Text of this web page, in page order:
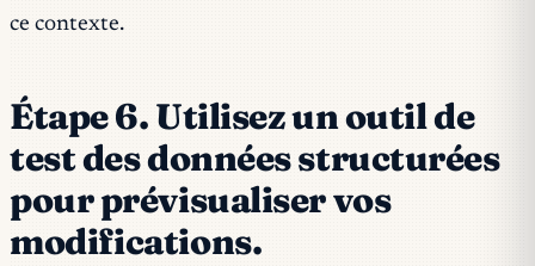
ce contexte.
Étape 6. Utilisez un outil de
test des données structurées
pour prévisualiser vos
modifications.